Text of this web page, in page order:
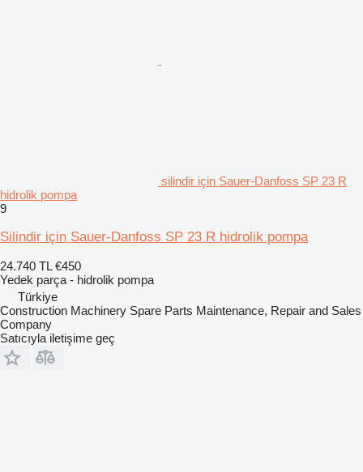
silindir için Sauer-Danfoss SP 23 R
hidrolik pompa
9
Silindir için Sauer-Danfoss SP 23 R hidrolik pompa
24.740 TL €450
Yedek parça - hidrolik pompa
Türkiye
Construction Machinery Spare Parts Maintenance, Repair and Sales
Company
Satıcıyla iletişime geç